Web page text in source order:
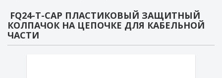
FQ24-T-CAP ПЛАСТИКОВЫЙ ЗАЩИТНЫЙ
КОЛПАЧОК НА ЦЕПОЧКЕ ДЛЯ КАБЕЛЬНОЙ
ЧАСТИ